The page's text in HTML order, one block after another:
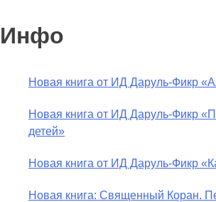
Инфо
Новая книга от ИД Даруль-Фикр
Новая книга от ИД Даруль-Фикр
детей»
Новая книга от ИД Даруль-Фикр
Новая книга: Священный Коран.